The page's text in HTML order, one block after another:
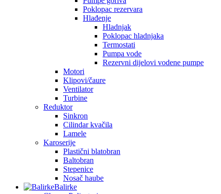
Poklopac rezervara
Hlađenje
Hladnjak
Poklopac hladnjaka
Termostati
Pumpa vode
Rezervni dijelovi vodene pumpe
Motori
Klipovi/čaure
Ventilator
Turbine
Reduktor
Sinkron
Cilindar kvačila
Lamele
Karoserije
Plastični blatobran
Baltobran
Stepenice
Nosač haube
Balirke